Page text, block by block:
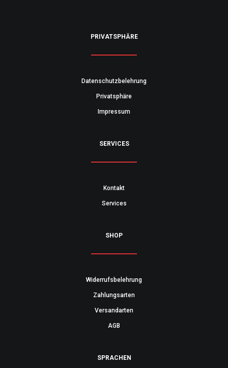
PRIVATSPHÄRE
Datenschutzbelehrung
Privatsphäre
Impressum
SERVICES
Kontakt
Services
SHOP
Widerrufsbelehrung
Zahlungsarten
Versandarten
AGB
SPRACHEN